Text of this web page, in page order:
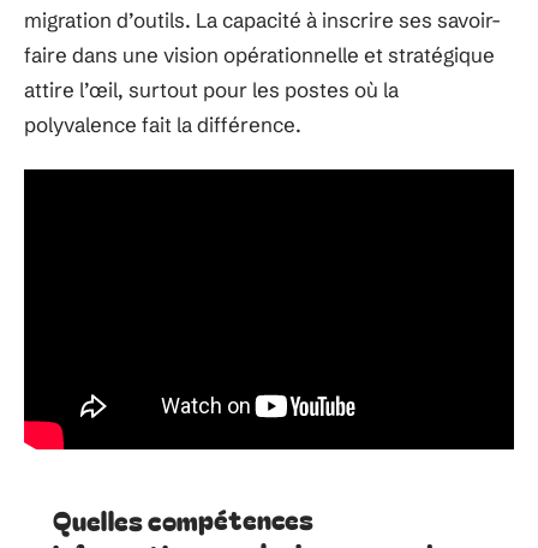
migration d’outils. La capacité à inscrire ses savoir-
faire dans une vision opérationnelle et stratégique
attire l’œil, surtout pour les postes où la
polyvalence fait la différence.
Quelles compétences